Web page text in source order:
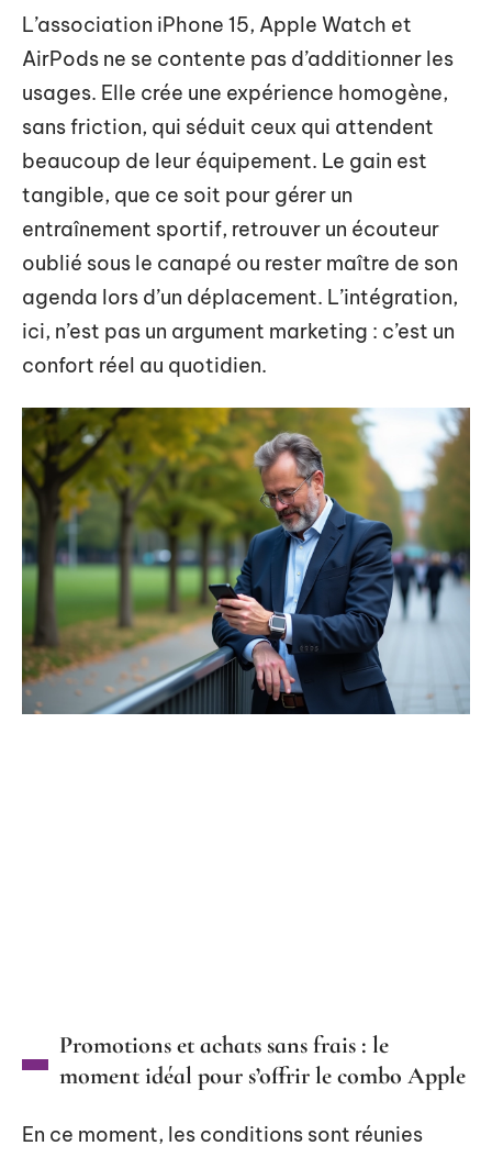
L’association iPhone 15, Apple Watch et
AirPods ne se contente pas d’additionner les
usages. Elle crée une expérience homogène,
sans friction, qui séduit ceux qui attendent
beaucoup de leur équipement. Le gain est
tangible, que ce soit pour gérer un
entraînement sportif, retrouver un écouteur
oublié sous le canapé ou rester maître de son
agenda lors d’un déplacement. L’intégration,
ici, n’est pas un argument marketing : c’est un
confort réel au quotidien.
Promotions et achats sans frais : le
moment idéal pour s’offrir le combo Apple
En ce moment, les conditions sont réunies